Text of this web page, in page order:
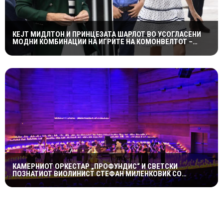
КЕЈТ МИДЛТОН И ПРИНЦЕЗАТА ШАРЛОТ ВО УСОГЛАСЕНИ
МОДНИ КОМБИНАЦИИ НА ИГРИТЕ НА КОМОНВЕЛТОТ –
КРАЛСКОТО СЕМЕЈСТВО ГО ПРИВЛЕЧЕ ЦЕЛОТО ВНИМАНИЕ
КАМЕРНИОТ ОРКЕСТАР „ПРОФУНДИС“ И СВЕТСКИ
ПОЗНАТИОТ ВИОЛИНИСТ СТЕФАН МИЛЕНКОВИЌ СО
СПЕКТАКУЛАРЕН „CANDLELIGHT“ КОНЦЕРТ НА „ОХРИДСКО
ЛЕТО“